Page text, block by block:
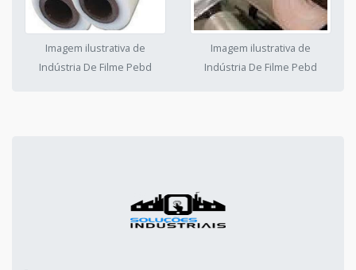
Imagem ilustrativa de
Indústria De Filme Pebd
Imagem ilustrativa de
Indústria De Filme Pebd